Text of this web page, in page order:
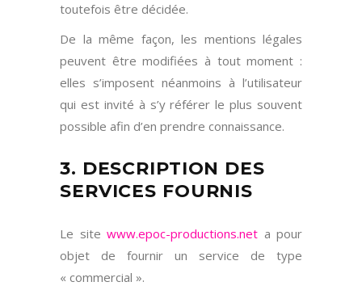
toutefois être décidée.
De la même façon, les mentions légales
peuvent être modifiées à tout moment :
elles s’imposent néanmoins à l’utilisateur
qui est invité à s’y référer le plus souvent
possible afin d’en prendre connaissance.
3. DESCRIPTION DES
SERVICES FOURNIS
Le site www.epoc-productions.net a pour
objet de fournir un service de type
« commercial ».